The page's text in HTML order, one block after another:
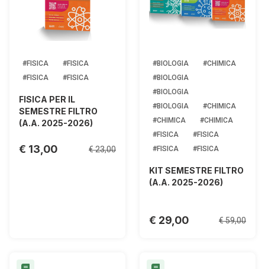
#FISICA
#FISICA
#FISICA
#FISICA
FISICA PER IL
SEMESTRE FILTRO
(A.A. 2025-2026)
€ 13,00 € 23,00
#BIOLOGIA
#CHIMICA
#BIOLOGIA
#BIOLOGIA
#BIOLOGIA
#CHIMICA
#CHIMICA
#CHIMICA
#FISICA
#FISICA
#FISICA
#FISICA
KIT SEMESTRE FILTRO
(A.A. 2025-2026)
€ 29,00 € 59,00